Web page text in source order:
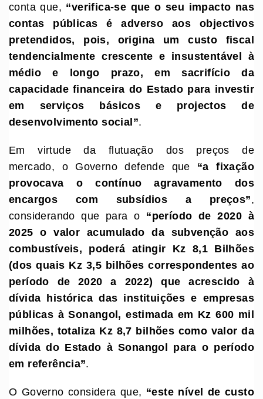
conta que, “verifica-se que o seu impacto nas
contas públicas é adverso aos objectivos
pretendidos, pois, origina um custo fiscal
tendencialmente crescente e insustentável à
médio e longo prazo, em sacrifício da
capacidade financeira do Estado para investir
em serviços básicos e projectos de
desenvolvimento social”.
Em virtude da flutuação dos preços de
mercado, o Governo defende que “a fixação
provocava o contínuo agravamento dos
encargos com subsídios a preços”,
considerando que para o “período de 2020 à
2025 o valor acumulado da subvenção aos
combustíveis, poderá atingir Kz 8,1 Bilhões
(dos quais Kz 3,5 bilhões correspondentes ao
período de 2020 a 2022) que acrescido à
dívida histórica das instituições e empresas
públicas à Sonangol, estimada em Kz 600 mil
milhões, totaliza Kz 8,7 bilhões como valor da
dívida do Estado à Sonangol para o período
em referência”.
O Governo considera que, “este nível de custo